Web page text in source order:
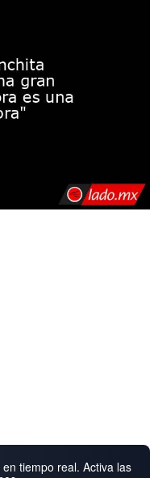
tiempo real. Activa las